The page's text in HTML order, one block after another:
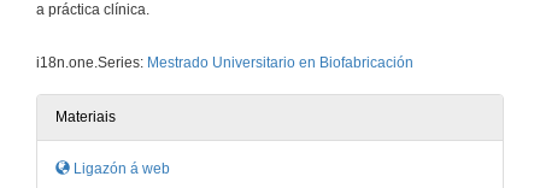
a práctica clínica.
i18n.one.Series: Mestrado Universitario en Biofabricación
Materiais
Ligazón á web